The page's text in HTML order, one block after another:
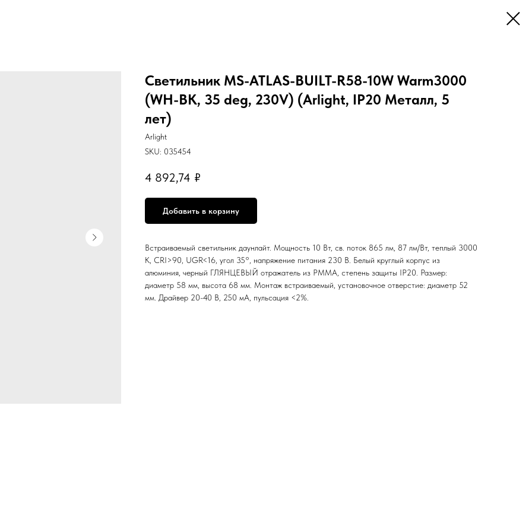
Светильник MS-ATLAS-BUILT-R58-10W Warm3000
(WH-BK, 35 deg, 230V) (Arlight, IP20 Металл, 5
лет)
Arlight
SKU: 035454
4 892,74 ₽
Добавить в корзину
Встраиваемый светильник даунлайт. Мощность 10 Вт, св. поток 865 лм, 87 лм/Вт, теплый 3000
K, CRI>90, UGR<16, угол 35°, напряжение питания 230 В. Белый круглый корпус из
алюминия, черный ГЛЯНЦЕВЫЙ отражатель из PMMA, степень защиты IP20. Размер:
диаметр 58 мм, высота 68 мм. Монтаж встраиваемый, установочное отверстие: диаметр 52
мм. Драйвер 20-40 В, 250 мА, пульсация <2%.